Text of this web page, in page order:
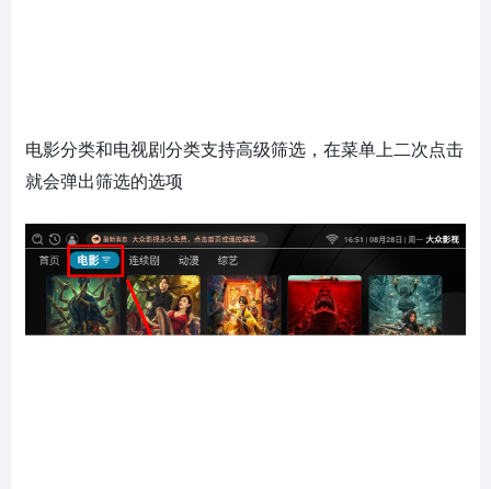
电影分类和电视剧分类支持高级筛选，在菜单上二次点击
就会弹出筛选的选项